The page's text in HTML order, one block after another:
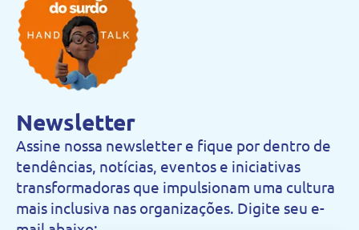
Newsletter
Assine nossa newsletter e fique por dentro de
tendências, notícias, eventos e iniciativas
transformadoras que impulsionam uma cultura
mais inclusiva nas organizações. Digite seu e-